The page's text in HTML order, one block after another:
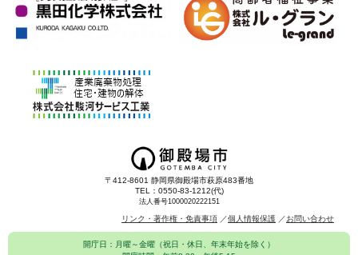
〒412-8601 静岡県御殿場市萩原483番地
TEL：0550-83-1212(代)
法人番号1000020222151
リンク・著作権・免責事項 個人情報保護 お問い合わせ
開庁日：月曜～金曜（祝日・休日、年末年始を除く）